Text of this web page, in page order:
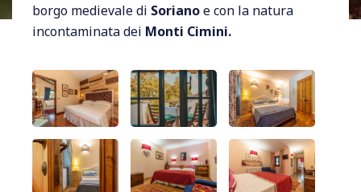
borgo medievale di Sorianoe con la natura
incontaminata dei Monti Cimini.